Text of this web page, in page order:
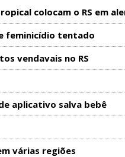
colocam o RS em
feminicídio tentado
vendavais no RS
aplicativo salva bebê
várias regiões